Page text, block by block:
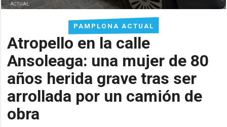
PAMPLONA ACTUAL
Atropello en la calle
Ansoleaga: una mujer de 80
años herida grave tras ser
arrollada por un camión de
obra
ACTUAL